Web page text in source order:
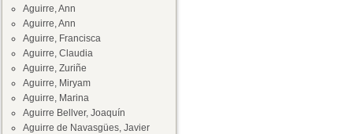
Aguirre, Ann
Aguirre, Ann
Aguirre, Francisca
Aguirre, Claudia
Aguirre, Zuriñe
Aguirre, Miryam
Aguirre, Marina
Aguirre Bellver, Joaquín
Aguirre de Navasgües, Javier